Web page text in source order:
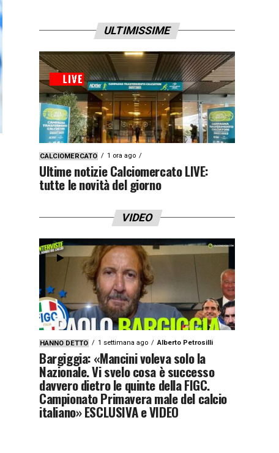
ULTIMISSIME
CALCIOMERCATO 1 ora ago
Ultime notizie Calciomercato LIVE:
tutte le novità del giorno
VIDEO
HANNO DETTO 1 settimana ago Alberto Petrosilli
Bargiggia: «Mancini voleva solo la
Nazionale. Vi svelo cosa è successo
davvero dietro le quinte della FIGC.
Campionato Primavera male del calcio
italiano» ESCLUSIVA e VIDEO